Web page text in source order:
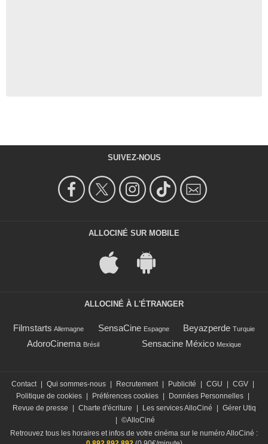
SUIVEZ-NOUS
ALLOCINÉ SUR MOBILE
ALLOCINÉ À L'ÉTRANGER
Filmstarts Allemagne SensaCine Espagne Beyazperde Turquie
AdoroCinema Brésil Sensacine México Mexique
Contact | Qui sommes-nous | Recrutement | Publicité | CGU | CGV |
Politique de cookies | Préférences cookies | Données Personnelles |
Revue de presse
| Charte d'écriture | Les services AlloCiné | Gérer Utiq
| ©AlloCiné
Retrouvez tous les horaires et infos de votre cinéma sur le numéro AlloCiné :